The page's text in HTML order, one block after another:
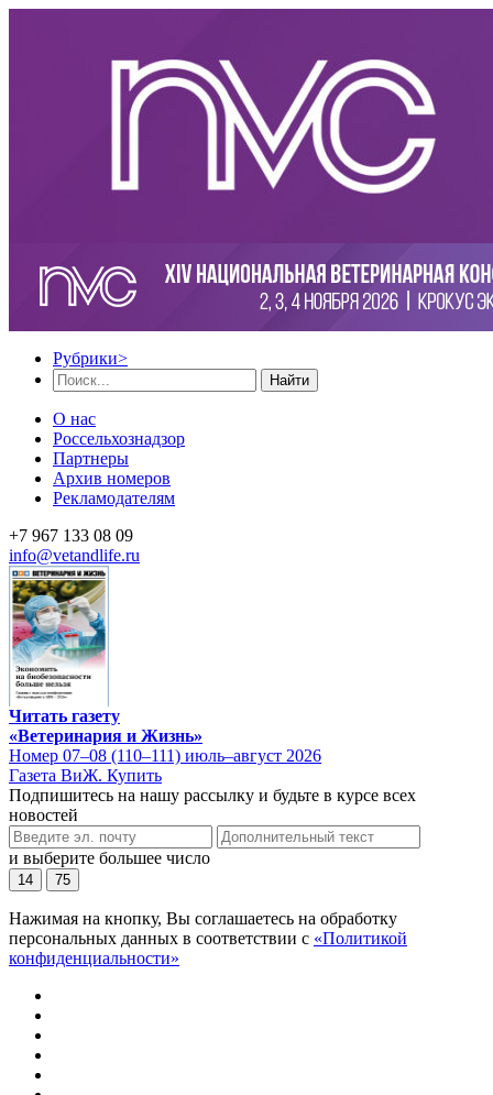
Рубрики>
Найти
О нас
Россельхознадзор
Партнеры
Архив номеров
Рекламодателям
+7 967 133 08 09
info@vetandlife.ru
Читать газету
«Ветеринария и Жизнь»
Номер 07–08 (110–111) июль–август 2026
Газета ВиЖ. Купить
Подпишитесь на нашу рассылку и будьте в курсе всех
новостей
и выберите большее число
14 75
Нажимая на кнопку, Вы соглашаетесь на обработку
персональных данных в соответствии с «Политикой
конфиденциальности»